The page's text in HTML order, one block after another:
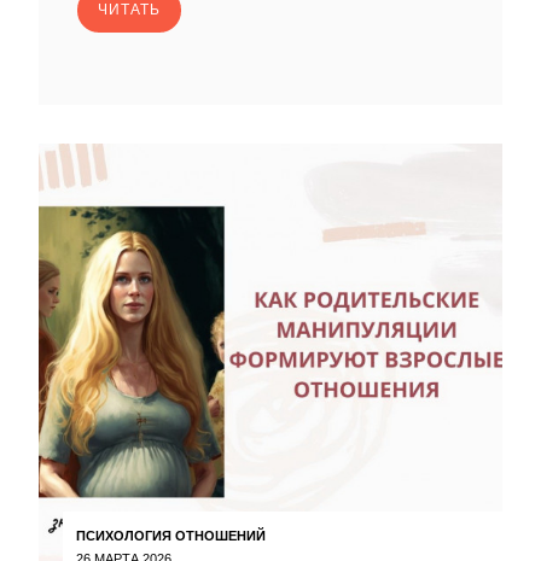
ЧИТАТЬ
ПСИХОЛОГИЯ ОТНОШЕНИЙ
26 МАРТА 2026